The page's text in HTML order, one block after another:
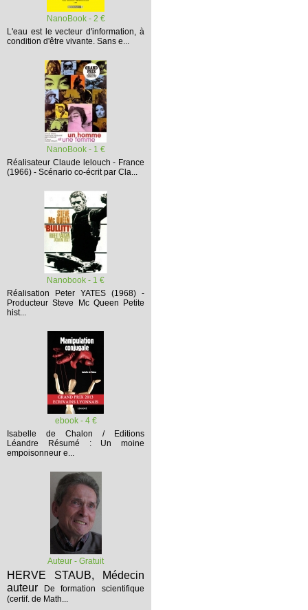
NanoBook - 2 €
L'eau est le vecteur d'information, à
condition d'être vivante. Sans e...
NanoBook - 1 €
Réalisateur Claude lelouch - France
(1966) - Scénario co-écrit par Cla...
Nanobook - 1 €
Réalisation Peter YATES (1968) -
Producteur Steve Mc Queen
Petite
hist...
ebook - 4 €
Isabelle de Chalon / Editions
Léandre
Résumé :
Un moine
empoisonneur e...
Auteur - Gratuit
HERVE STAUB, Médecin
auteur
De formation scientifique
(certif. de Math...